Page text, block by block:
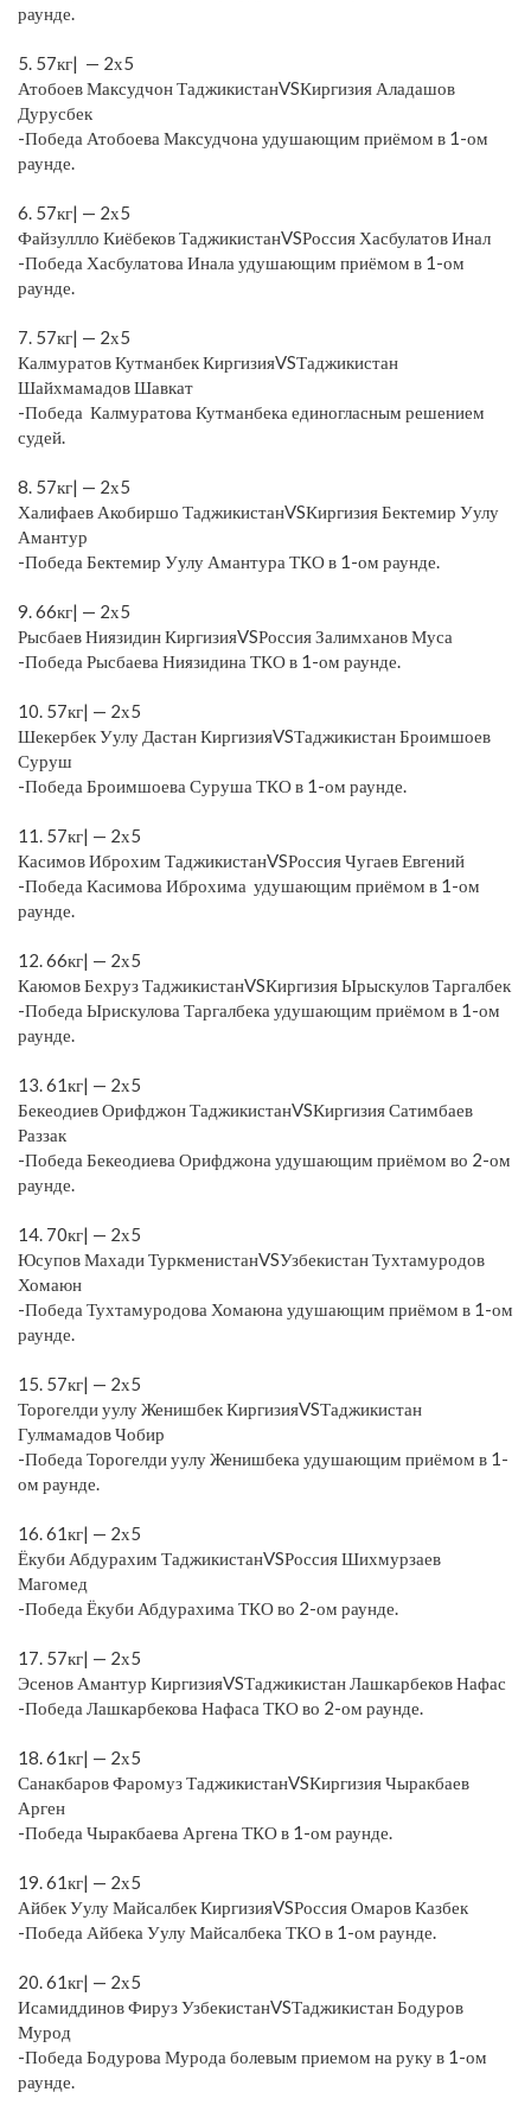
раунде.
5. 57кг| — 2х5
Атобоев Максудчон ТаджикистанVSКиргизия Аладашов
Дурусбек
-Победа Атобоева Максудчона удушающим приёмом в 1-ом
раунде.
6. 57кг| — 2х5
Файзуллло Киёбеков ТаджикистанVSРоссия Хасбулатов Инал
-Победа Хасбулатова Инала удушающим приёмом в 1-ом
раунде.
7. 57кг| — 2х5
Калмуратов Кутманбек КиргизияVSТаджикистан
Шайхмамадов Шавкат
-Победа Калмуратова Кутманбека единогласным решением
судей.
8. 57кг| — 2х5
Халифаев Акобиршо ТаджикистанVSКиргизия Бектемир Уулу
Амантур
-Победа Бектемир Уулу Амантура ТКО в 1-ом раунде.
9. 66кг| — 2х5
Рысбаев Ниязидин КиргизияVSРоссия Залимханов Муса
-Победа Рысбаева Ниязидина ТКО в 1-ом раунде.
10. 57кг| — 2х5
Шекербек Уулу Дастан КиргизияVSТаджикистан Броимшоев
Суруш
-Победа Броимшоева Суруша ТКО в 1-ом раунде.
11. 57кг| — 2х5
Касимов Иброхим ТаджикистанVSРоссия Чугаев Евгений
-Победа Касимова Иброхима удушающим приёмом в 1-ом
раунде.
12. 66кг| — 2х5
Каюмов Бехруз ТаджикистанVSКиргизия Ырыскулов Таргалбек
-Победа Ырискулова Таргалбека удушающим приёмом в 1-ом
раунде.
13. 61кг| — 2х5
Бекеодиев Орифджон ТаджикистанVSКиргизия Сатимбаев
Раззак
-Победа Бекеодиева Орифджона удушающим приёмом во 2-ом
раунде.
14. 70кг| — 2х5
Юсупов Махади ТуркменистанVSУзбекистан Тухтамуродов
Хомаюн
-Победа Тухтамуродова Хомаюна удушающим приёмом в 1-ом
раунде.
15. 57кг| — 2х5
Торогелди уулу Женишбек КиргизияVSТаджикистан
Гулмамадов Чобир
-Победа Торогелди уулу Женишбека удушающим приёмом в 1-
ом раунде.
16. 61кг| — 2х5
Ёкуби Абдурахим ТаджикистанVSРоссия Шихмурзаев
Магомед
-Победа Ёкуби Абдурахима ТКО во 2-ом раунде.
17. 57кг| — 2х5
Эсенов Амантур КиргизияVSТаджикистан Лашкарбеков Нафас
-Победа Лашкарбекова Нафаса ТКО во 2-ом раунде.
18. 61кг| — 2х5
Санакбаров Фаромуз ТаджикистанVSКиргизия Чыракбаев
Арген
-Победа Чыракбаева Аргена ТКО в 1-ом раунде.
19. 61кг| — 2х5
Айбек Уулу Майсалбек КиргизияVSРоссия Омаров Казбек
-Победа Айбека Уулу Майсалбека ТКО в 1-ом раунде.
20. 61кг| — 2х5
Исамиддинов Фируз УзбекистанVSТаджикистан Бодуров
Мурод
-Победа Бодурова Мурода болевым приемом на руку в 1-ом
раунде.